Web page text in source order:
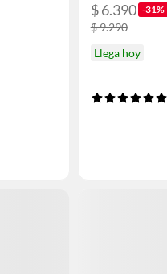
$ 6.390 -31%
$ 9.290
Llega hoy